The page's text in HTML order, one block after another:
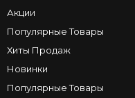
Акции
Популярные Товары
Хиты Продаж
Новинки
Популярные Товары